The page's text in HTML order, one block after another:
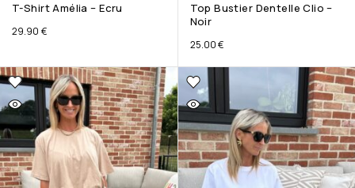
T-Shirt Amélia – Ecru
29.90 €
Top Bustier Dentelle Clio –
Noir
25.00€